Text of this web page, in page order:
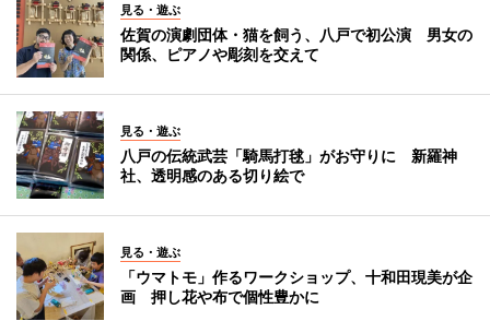
見る・遊ぶ
佐賀の演劇団体・猫を飼う、八戸で初公演 男女の
関係、ピアノや彫刻を交えて
見る・遊ぶ
八戸の伝統武芸「騎馬打毬」がお守りに 新羅神
社、透明感のある切り絵で
見る・遊ぶ
「ウマトモ」作るワークショップ、十和田現美が企
画 押し花や布で個性豊かに